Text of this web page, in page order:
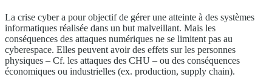
La crise cyber a pour objectif de gérer une atteinte à des systèmes
informatiques réalisée dans un but malveillant. Mais les
conséquences des attaques numériques ne se limitent pas au
cyberespace. Elles peuvent avoir des effets sur les personnes
physiques – Cf. les attaques des CHU – ou des conséquences
économiques ou industrielles (ex. production, supply chain).